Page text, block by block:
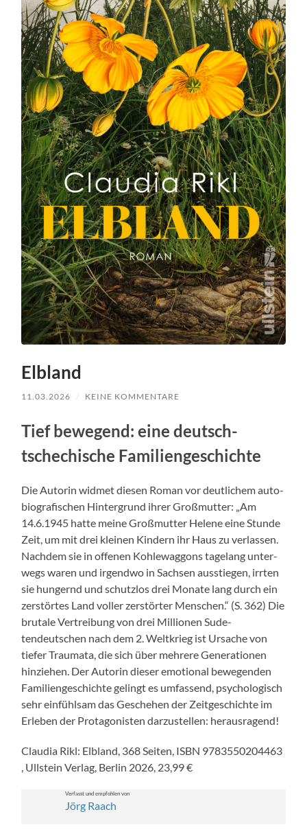
Elbland
11.03.2026 / KEINE KOMMENTARE
Tief bewe­gend: eine deutsch-
tschechis­che Fam­i­liengeschichte
Die Autorin wid­met diesen Roman vor deut­lichem auto­
bi­ografis­chen Hin­ter­grund ihrer Groß­mut­ter: „Am
14.6.1945 hat­te meine Groß­mut­ter Helene eine Stunde
Zeit, um mit drei kleinen Kindern ihr Haus zu ver­lassen.
Nach­dem sie in offe­nen Kohlewag­gons tage­lang unter­
wegs waren und irgend­wo in Sach­sen ausstiegen, irrten
sie hungernd und schut­z­los drei Monate lang durch ein
zer­störtes Land voller zer­störter Men­schen.“ (S. 362) Die
bru­tale Vertrei­bung von drei Mil­lio­nen Sude­
tendeutschen nach dem 2. Weltkrieg ist Ursache von
tiefer Trau­ma­ta, die sich über mehrere Gen­er­a­tio­nen
hinziehen. Der Autorin dieser emo­tion­al bewe­gen­den
Fam­i­liengeschichte gelingt es umfassend, psy­chol­o­gisch
sehr ein­fühlsam das Geschehen der Zeit­geschichte im
Erleben der Pro­tag­o­nis­ten darzustellen: her­aus­ra­gend!
Clau­dia Rikl: Elb­land, 368 Seit­en, ISBN 9783550204463
, Ull­stein Ver­lag, Berlin 2026, 23,99 €
Ver­fasst und emp­fohlen von
Jörg Raach